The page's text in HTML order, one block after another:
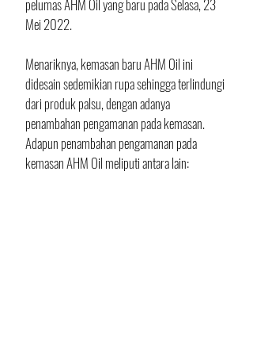
pelumas AHM Oil yang baru pada Selasa, 23
Mei 2022.
Menariknya, kemasan baru AHM Oil ini
didesain sedemikian rupa sehingga terlindungi
dari produk palsu, dengan adanya
penambahan pengamanan pada kemasan.
Adapun penambahan pengamanan pada
kemasan AHM Oil meliputi antara lain: